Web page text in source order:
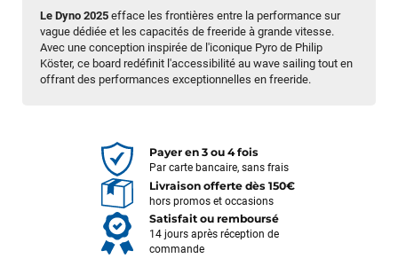
Le Dyno 2025 efface les frontières entre la performance sur
vague dédiée et les capacités de freeride à grande vitesse.
Avec une conception inspirée de l'iconique Pyro de Philip
Köster, ce board redéfinit l'accessibilité au wave sailing tout en
offrant des performances exceptionnelles en freeride.
Payer en 3 ou 4 fois
Par carte bancaire, sans frais
Livraison offerte dès 150€
hors promos et occasions
Satisfait ou remboursé
14 jours après réception de
commande